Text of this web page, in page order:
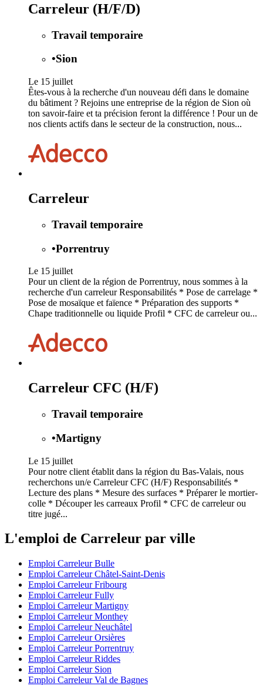
Carreleur (H/F/D)
Travail temporaire
•Sion
Le 15 juillet
Êtes-vous à la recherche d'un nouveau défi dans le domaine
du bâtiment ? Rejoins une entreprise de la région de Sion où
ton savoir-faire et ta précision feront la différence ! Pour un de
nos clients actifs dans le secteur de la construction, nous...
Carreleur
Travail temporaire
•Porrentruy
Le 15 juillet
Pour un client de la région de Porrentruy, nous sommes à la
recherche d'un carreleur Responsabilités * Pose de carrelage *
Pose de mosaïque et faïence * Préparation des supports *
Chape traditionnelle ou liquide Profil * CFC de carreleur ou...
Carreleur CFC (H/F)
Travail temporaire
•Martigny
Le 15 juillet
Pour notre client établit dans la région du Bas-Valais, nous
recherchons un/e Carreleur CFC (H/F) Responsabilités *
Lecture des plans * Mesure des surfaces * Préparer le mortier-
colle * Découper les carreaux Profil * CFC de carreleur ou
titre jugé...
L'emploi de Carreleur par ville
Emploi Carreleur Bulle
Emploi Carreleur Châtel-Saint-Denis
Emploi Carreleur Fribourg
Emploi Carreleur Fully
Emploi Carreleur Martigny
Emploi Carreleur Monthey
Emploi Carreleur Neuchâtel
Emploi Carreleur Orsières
Emploi Carreleur Porrentruy
Emploi Carreleur Riddes
Emploi Carreleur Sion
Emploi Carreleur Val de Bagnes